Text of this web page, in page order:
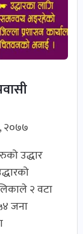
२०७७
उद्धार
२ वटा
जना